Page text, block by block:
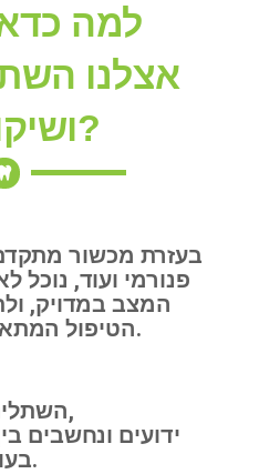
למה
אצלנו
ושיקום פה?
בעזרת מכשור
המצב במדויק,
הטיפול המתאימה לך ביותר.
השתלים שלנו,
ידועים ונחשבים
בעולם.